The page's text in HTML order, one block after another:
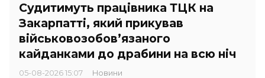
Судитимуть працівника ТЦК на
Закарпатті, який прикував
військовозобов’язаного
кайданками до драбини на всю ніч
05-08-2026 15:07 Новини